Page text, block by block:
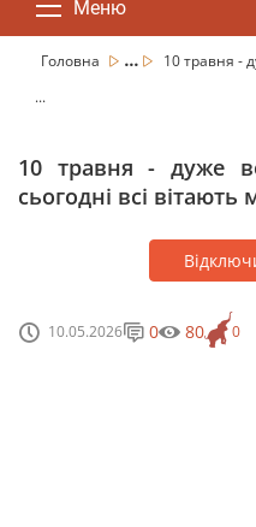
Меню
Головна ...
10 травня -
...
10 травня - дуже
сьогодні всі вітають
10.05.2026 0
0 80